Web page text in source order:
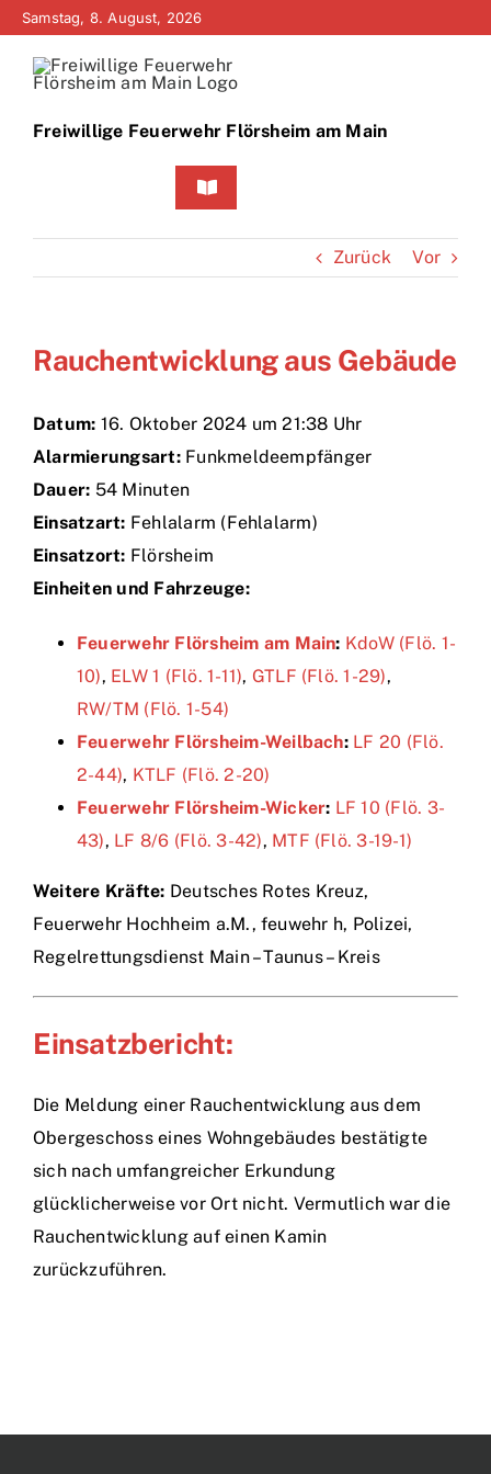
Zum
springen
Samstag, 8. August, 2026
Freiwillige Feuerwehr Flörsheim am Main
Toggle
Home
Bürgerinfo
Über uns
Technik
Zurück Vor
Rauchentwicklung aus Gebäude
Datum: 16. Oktober 2024 um 21:38 Uhr
Alarmierungsart:Funkmeldeempfänger
Dauer: 54 Minuten
Einsatzart: Fehlalarm (Fehlalarm)
Einsatzort: Flörsheim
Einheiten und Fahrzeuge:
Feuerwehr Flörsheim am Main: KdoW (Flö. 1-
10), ELW 1 (Flö. 1-11), GTLF (Flö. 1-29),
RW/TM (Flö. 1-54)
Feuerwehr Flörsheim-Weilbach: LF 20 (Flö.
2-44), KTLF (Flö. 2-20)
Feuerwehr Flörsheim-Wicker: LF 10 (Flö. 3-
43), LF 8/6 (Flö. 3-42), MTF (Flö. 3-19-1)
Weitere Kräfte: Deutsches Rotes Kreuz,
Feuerwehr Hochheim a.M., feuwehr h, Polizei,
Regelrettungsdienst Main – Taunus – Kreis
Einsatzbericht:
Die Meldung einer Rauchentwicklung aus dem
Obergeschoss eines Wohngebäudes bestätigte
sich nach umfangreicher Erkundung
glücklicherweise vor Ort nicht. Vermutlich war die
Rauchentwicklung auf einen Kamin
zurückzuführen.